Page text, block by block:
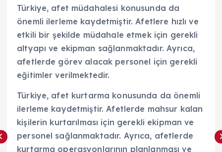
Türkiye, afet müdahalesi konusunda da
önemli ilerleme kaydetmiştir. Afetlere hızlı ve
etkili bir şekilde müdahale etmek için gerekli
altyapı ve ekipman sağlanmaktadır. Ayrıca,
afetlerde görev alacak personel için gerekli
eğitimler verilmektedir.
Türkiye, afet kurtarma konusunda da önemli
ilerleme kaydetmiştir. Afetlerde mahsur kalan
kişilerin kurtarılması için gerekli ekipman ve
personel sağlanmaktadır. Ayrıca, afetlerde
kurtarma operasyonlarının planlanması ve